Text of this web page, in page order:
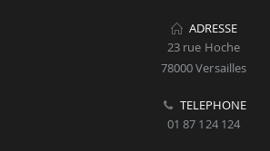
ADRESSE
23 rue Hoche
78000 Versailles
TELEPHONE
01 87 124 124